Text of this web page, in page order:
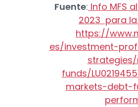
Fuente: Info MFS
2023 para la
https://
es/investment-
funds/
markets-debt-